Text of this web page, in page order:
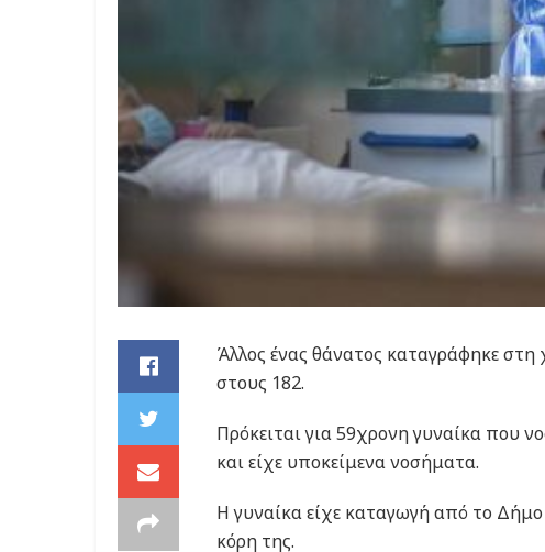
Άλλος ένας θάνατος καταγράφηκε
στους 182.
Πρόκειται για 59χρονη γυναίκα που
και είχε υποκείμενα νοσήματα.
Η γυναίκα είχε καταγωγή από το
κόρη της.